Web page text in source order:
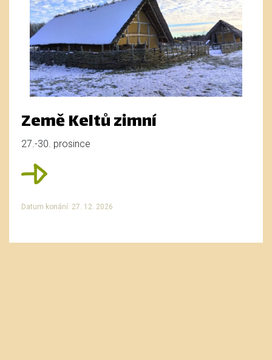
Země Keltů zimní
27.-30. prosince
Datum konání: 27. 12. 2026